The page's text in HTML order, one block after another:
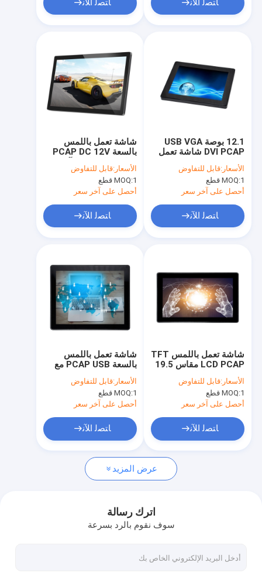
حول بنا
جولة في المعمل
أخبار
جميع القضايا
شاشة تعمل باللمس PCAP
جهاز كمبيوتر يعمل باللمس AIO
شاشة تعمل باللمس PCAP
ﺎﺘﺼﻟ ﺍﻶﻧ ﺎﺘﺼﻟ ﺍﻶﻧ
شاشة تعمل باللمس
بالسعة PCAP DC 12V
لماكينة الصراف الآلي
الكشك 27 بوصة مقاومة
للماء
الأسعار:قابل للتفاوض
MOQ:1 قطع
أحصل على آخر سعر
ﺎﺘﺼﻟ ﺍﻶﻧ
12.1 بوصة USB VGA
DVI PCAP شاشة تعمل
باللمس مع زجاج مقسّى
الأسعار:قابل للتفاوض
MOQ:1 قطع
أحصل على آخر سعر
ﺎﺘﺼﻟ ﺍﻶﻧ
شاشة تعمل باللمس
بالسعة PCAP USB مع
VESA Mount 75mm
Vandalproof 17 بوصة
الأسعار:قابل للتفاوض
MOQ:1 قطع
أحصل على آخر سعر
ﺎﺘﺼﻟ ﺍﻶﻧ
شاشة تعمل باللمس TFT
LCD PCAP مقاس 19.5
بوصة مع حامل تثبيت
الأسعار:قابل للتفاوض
MOQ:1 قطع
أحصل على آخر سعر
ﺎﺘﺼﻟ ﺍﻶﻧ
عرض المزيد
اترك رسالة
سوف نقوم بالرد بسرعة